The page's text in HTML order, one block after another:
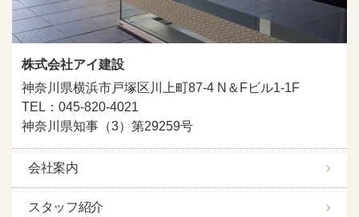
株式会社アイ建設
神奈川県横浜市戸塚区川上町87-4 N＆Fビル1-1F
TEL：045-820-4021
神奈川県知事（3）第29259号
会社案内
スタッフ紹介